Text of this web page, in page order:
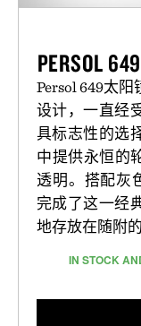
PERSOL
Persol 649太
设计，一直经
具标志性的选
中提供永恒的
透明。搭配灰
完成了这一经
地存放在随附
IN STOCK